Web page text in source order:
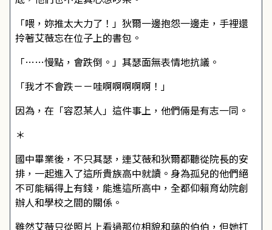
「喂，妳推太大力了！」狄爾一邊抱怨一邊走，手裡還
拎著艾薇忘在位子上的書包。
「……慢點，會跌倒。」其瑟面無表情地抗議。
「我才不會跌－－哇啊啊啊啊啊！」
因為，在「容忍某人」這件事上，他們倆是有志一同。
＊
國中畢業後，不只其瑟，連艾薇和狄爾都聽從院長的安
排，一起進入了這所貴族高中就讀。身為孤兒的他們絕
不可能稱得上有錢，能進這所高中，全都仰賴育幼院創
辦人和學校之間的關係。
雖然艾薇只從照片上看過那位相貌和藹的伯伯，但她打